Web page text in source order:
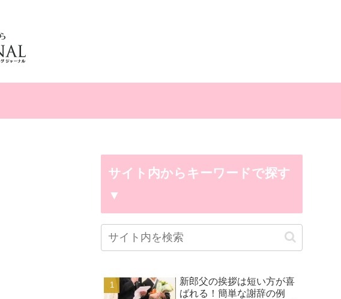
サイト内からキーワードで探す
▼
新郎父の挨拶は短い方が喜
ばれる！簡単な謝辞の例